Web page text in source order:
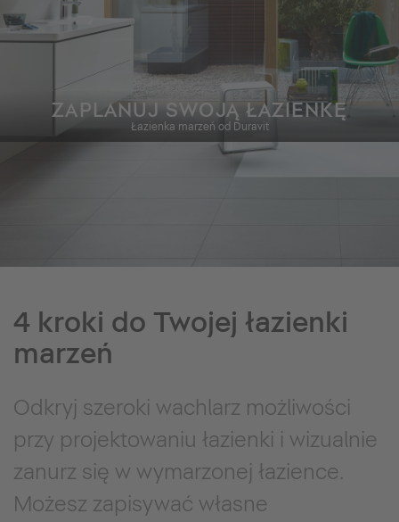
ZAPLANUJ SWOJĄ ŁAZIENKĘ
Łazienka marzeń od Duravit
4 kroki do Twojej łazienki
marzeń
Odkryj szeroki wachlarz możliwości
przy projektowaniu łazienki i wizualnie
zanurz się w wymarzonej łazience.
Możesz zapisywać własne